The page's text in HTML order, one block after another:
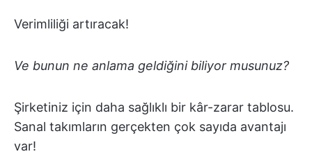
Verimliliği artıracak!
Ve bunun ne anlama geldiğini biliyor musunuz?
Şirketiniz için daha sağlıklı bir kâr-zarar tablosu.
Sanal takımların gerçekten çok sayıda avantajı
var!